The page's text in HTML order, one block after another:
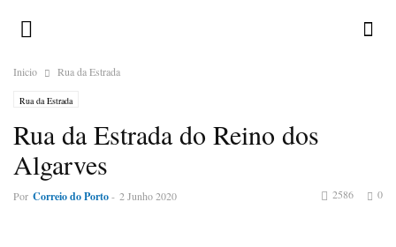
Inicio Rua da Estrada
Rua da Estrada
Rua da Estrada do Reino dos
Algarves
Por Correio do Porto- 2 Junho 2020 0
2586